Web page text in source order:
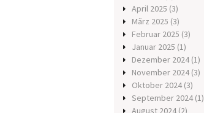
April 2025 (3)
März 2025 (3)
Februar 2025 (3)
Januar 2025 (1)
Dezember 2024 (1)
November 2024 (3)
Oktober 2024 (3)
September 2024 (1)
August 2024 (2)